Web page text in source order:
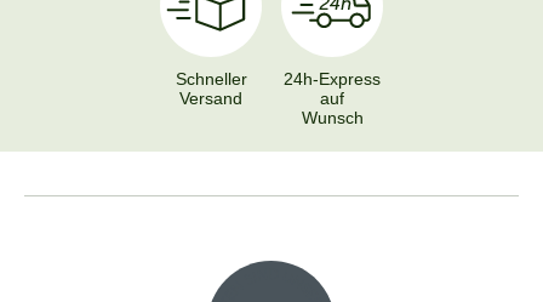
Schneller
Versand
24h-Express
auf
Wunsch